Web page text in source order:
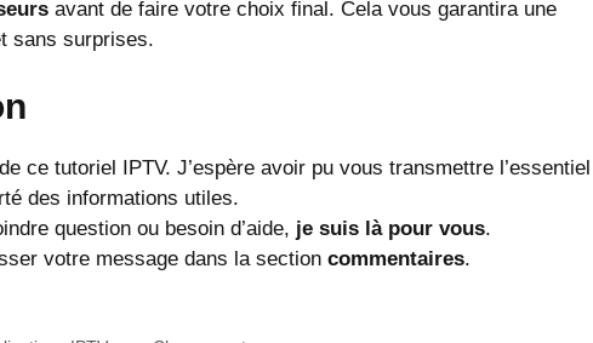
avant de faire votre choix final. Cela vous garantira une
sans surprises.
ce tutoriel IPTV. J’espère avoir pu vous transmettre l’essentiel
des informations utiles.
question ou besoin d’aide, je suis là pour vous.
votre message dans la section commentaires.